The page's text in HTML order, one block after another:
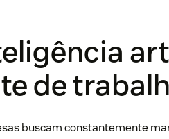
de
buscam constantemente